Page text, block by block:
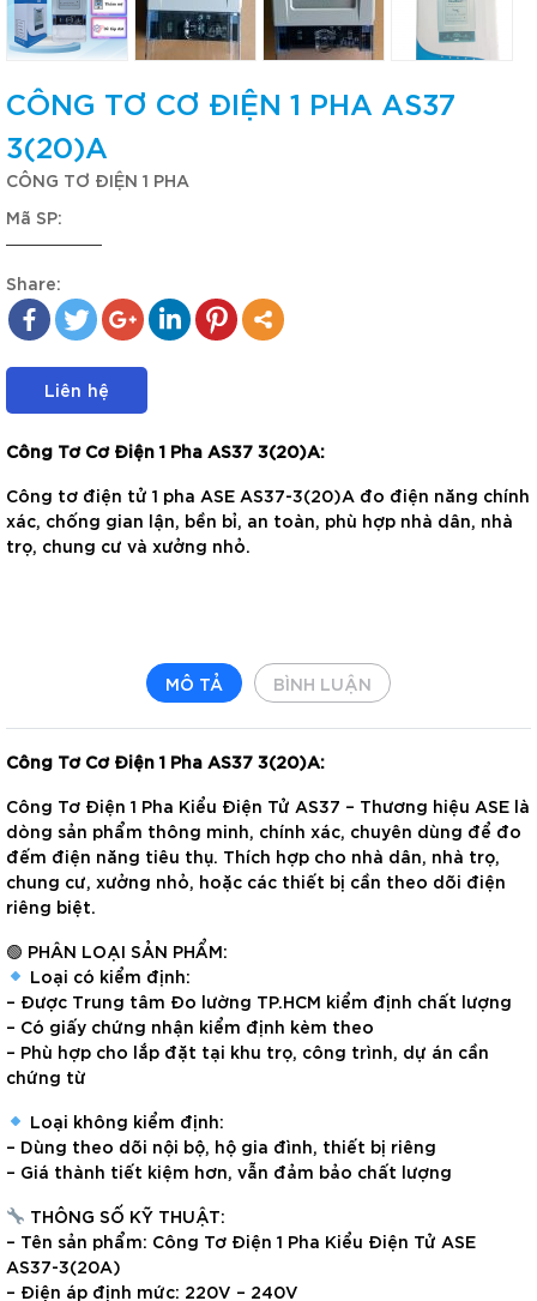
CÔNG TƠ CƠ ĐIỆN 1 PHA AS37
3(20)A
CÔNG TƠ ĐIỆN 1 PHA
Mã SP:
Share:
Liên hệ
Công Tơ Cơ Điện 1 Pha AS37 3(20)A:
Công tơ điện tử 1 pha ASE AS37-3(20)A đo điện năng chính
xác, chống gian lận, bền bỉ, an toàn, phù hợp nhà dân, nhà
trọ, chung cư và xưởng nhỏ.
MÔ TẢ BÌNH LUẬN
Công Tơ Cơ Điện 1 Pha AS37 3(20)A:
Công Tơ Điện 1 Pha Kiểu Điện Tử AS37 – Thương hiệu ASE là
dòng sản phẩm thông minh, chính xác, chuyên dùng để đo
đếm điện năng tiêu thụ. Thích hợp cho nhà dân, nhà trọ,
chung cư, xưởng nhỏ, hoặc các thiết bị cần theo dõi điện
riêng biệt.
🟢 PHÂN LOẠI SẢN PHẨM:
Loại có kiểm định:
– Được Trung tâm Đo lường TP.HCM kiểm định chất lượng
– Có giấy chứng nhận kiểm định kèm theo
– Phù hợp cho lắp đặt tại khu trọ, công trình, dự án cần
chứng từ
Loại không kiểm định:
– Dùng theo dõi nội bộ, hộ gia đình, thiết bị riêng
– Giá thành tiết kiệm hơn, vẫn đảm bảo chất lượng
THÔNG SỐ KỸ THUẬT:
– Tên sản phẩm: Công Tơ Điện 1 Pha Kiểu Điện Tử ASE
AS37-3(20A)
– Điện áp định mức: 220V – 240V